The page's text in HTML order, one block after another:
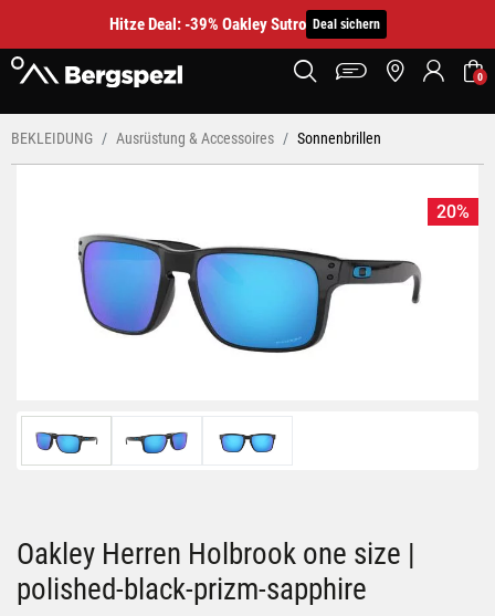
Hitze Deal: -39% Oakley Sutro Deal sichern
0
BEKLEIDUNG Ausrüstung & Accessoires Sonnenbrillen
20%
Oakley Herren Holbrook one size |
polished-black-prizm-sapphire